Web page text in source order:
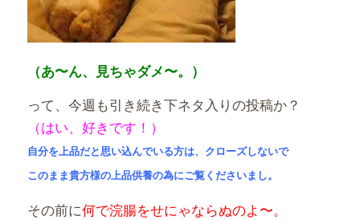
（あ〜ん、見ちゃダメ〜。）
って、今週も引き続き下ネタ入りの投稿か？
（はい、好きです！）
自分を上品だと思い込んでいる方は、 クローズしないで
このまま貴方様の上品供養の為にご覧くださいまし。
その前に何で浣腸をせにゃならぬのよ〜。